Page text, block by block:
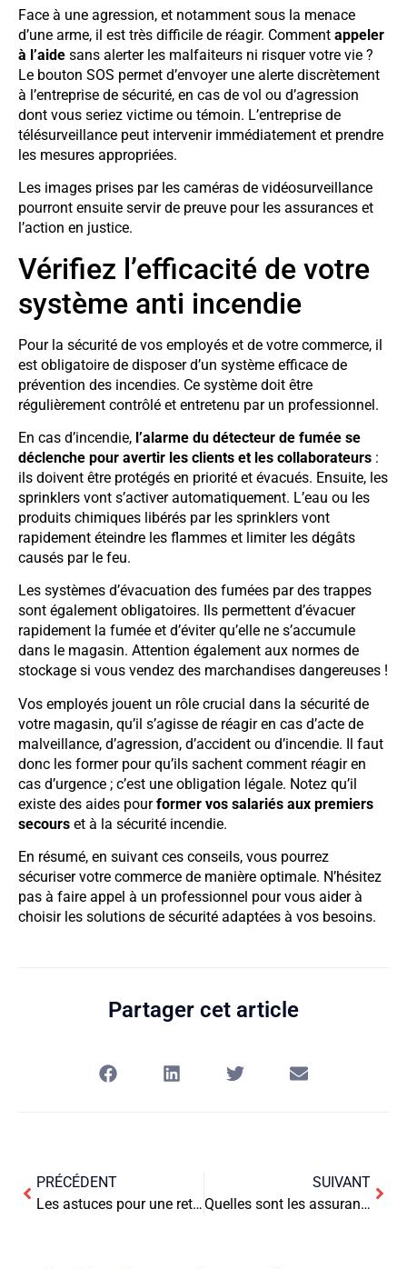
Face à une agression, et notamment sous la menace
d’une arme, il est très difficile de réagir. Comment appeler
à l’aide sans alerter les malfaiteurs ni risquer votre vie ?
Le bouton SOS permet d’envoyer une alerte discrètement
à l’entreprise de sécurité, en cas de vol ou d’agression
dont vous seriez victime ou témoin. L’entreprise de
télésurveillance peut intervenir immédiatement et prendre
les mesures appropriées.
Les images prises par les caméras de vidéosurveillance
pourront ensuite servir de preuve pour les assurances et
l’action en justice.
Vérifiez l’efficacité de votre
système anti incendie
Pour la sécurité de vos employés et de votre commerce, il
est obligatoire de disposer d’un système efficace de
prévention des incendies. Ce système doit être
régulièrement contrôlé et entretenu par un professionnel.
En cas d’incendie, l’alarme du détecteur de fumée se
déclenche pour avertir les clients et les collaborateurs :
ils doivent être protégés en priorité et évacués. Ensuite, les
sprinklers vont s’activer automatiquement. L’eau ou les
produits chimiques libérés par les sprinklers vont
rapidement éteindre les flammes et limiter les dégâts
causés par le feu.
Les systèmes d’évacuation des fumées par des trappes
sont également obligatoires. Ils permettent d’évacuer
rapidement la fumée et d’éviter qu’elle ne s’accumule
dans le magasin. Attention également aux normes de
stockage si vous vendez des marchandises dangereuses !
Vos employés jouent un rôle crucial dans la sécurité de
votre magasin, qu’il s’agisse de réagir en cas d’acte de
malveillance, d’agression, d’accident ou d’incendie. Il faut
donc les former pour qu’ils sachent comment réagir en
cas d’urgence ; c’est une obligation légale. Notez qu’il
existe des aides pourformer vos salariés aux premiers
secours et à la sécurité incendie.
En résumé, en suivant ces conseils, vous pourrez
sécuriser votre commerce de manière optimale. N’hésitez
pas à faire appel à un professionnel pour vous aider à
choisir les solutions de sécurité adaptées à vos besoins.
Partager cet article
PRÉCÉDENT
Les astuces pour une retouche de féminité et de luxe
SUIVANT
Quelles sont les assurances obligatoires pour les médecins ?